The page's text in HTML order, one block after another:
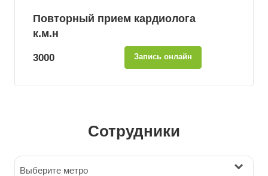
Повторный прием кардиолога
к.м.н
3000 Запись онлайн
Сотрудники
Выберите метро